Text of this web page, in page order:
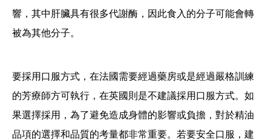
響，其中肝臟具有很多代謝酶，因此食入的分子可能會轉
被為其他分子。
要採用口服方式，在法國需要經過藥房或是經過嚴格訓練
的芳療師方可執行，在英國則是不建議採用口服方式。如
果選擇採用，為了避免造成身體的影響或負擔，對於精油
品項的選擇和品質的考量都非常重要。若要安全口服，建